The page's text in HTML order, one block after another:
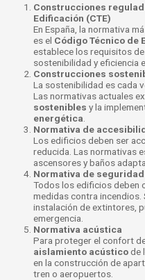
Construcciones
Edificación (CTE)
En España, la normativa
es el Código Técnico de
establece los requisitos
sostenibilidad y eficiencia
Construcciones
La sostenibilidad es cada
Las normativas actuales
sostenibles y la
energética
Normativa de
Los edificios deben ser
reducida. Las normativas
ascensores y baños
Normativa de
Todos los edificios deben
medidas contra incendios.
instalación de extintores,
emergencia.
Normativa acústica
Para proteger el confort
aislamiento acústicode
en la construcción de
tren o aeropuertos.